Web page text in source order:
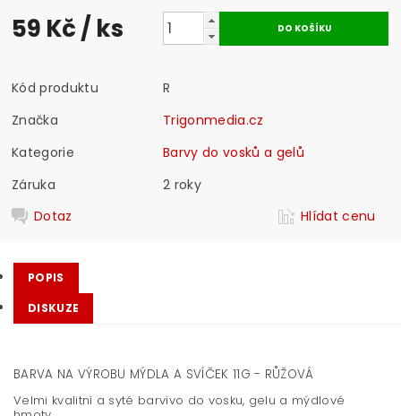
59 Kč/ ks
Kód produktu
R
Značka
Trigonmedia.cz
Kategorie
Barvy do vosků a gelů
Záruka
2 roky
Dotaz
Hlídat cenu
POPIS
DISKUZE
BARVA NA VÝROBU MÝDLA A SVÍČEK 11G - RŮŽOVÁ
Velmi kvalitní a syté barvivo do vosku, gelu a mýdlové